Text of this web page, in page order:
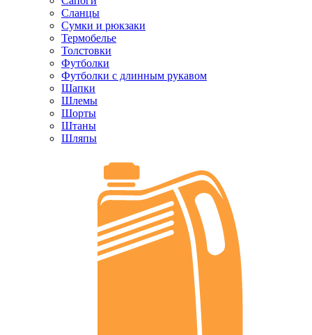
Сланцы
Сумки и рюкзаки
Термобелье
Толстовки
Футболки
Футболки с длинным рукавом
Шапки
Шлемы
Шорты
Штаны
Шляпы